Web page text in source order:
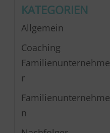
KATEGORIEN
Allgemein
Coaching
Familienunternehme
r
Familienunternehme
n